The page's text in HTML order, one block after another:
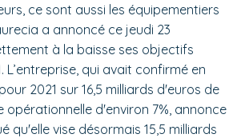
ce sont aussi les équipementiers
a annoncé ce jeudi 23
à la baisse ses objectifs
L’entreprise, qui avait confirmé en
2021 sur 16,5 milliards d'euros de
opérationnelle d'environ 7%, annonce
qu'elle vise désormais 15,5 milliards